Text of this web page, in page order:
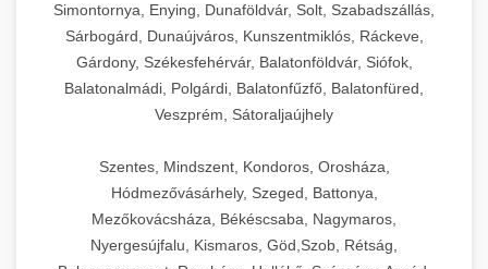
Simontornya, Enying, Dunaföldvár, Solt, Szabadszállás,
Sárbogárd, Dunaújváros, Kunszentmiklós, Ráckeve,
Gárdony, Székesfehérvár, Balatonföldvár, Siófok,
Balatonalmádi, Polgárdi, Balatonfűzfő, Balatonfüred,
Veszprém, Sátoraljaújhely
Szentes, Mindszent, Kondoros, Orosháza,
Hódmezővásárhely, Szeged, Battonya,
Mezőkovácsháza, Békéscsaba, Nagymaros,
Nyergesújfalu, Kismaros, Göd,Szob, Rétság,